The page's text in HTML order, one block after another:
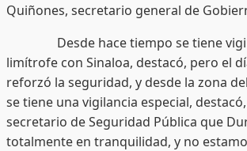
Quiñones, secretario general de
Desde hace tiempo se tiene
limítrofe con Sinaloa, destacó, pero el
reforzó la seguridad, y desde la zona
se tiene una vigilancia especial,
secretario de Seguridad Pública que
totalmente en tranquilidad, y no